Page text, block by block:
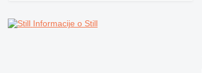
Informacije o Still